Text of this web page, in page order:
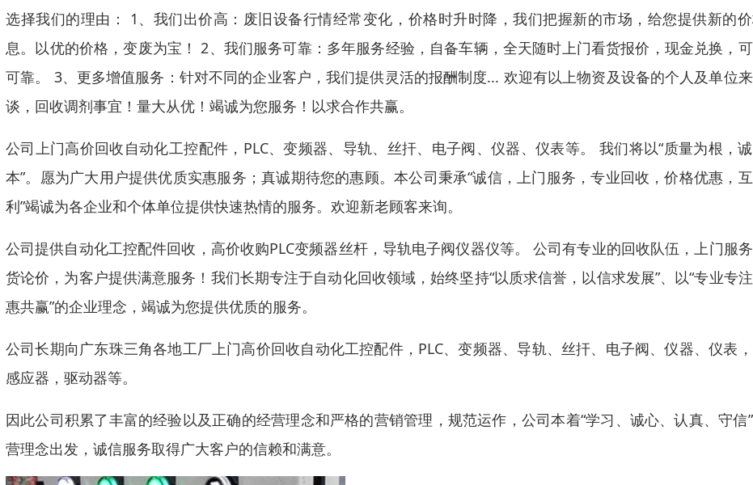
选择我们的理由： 1、我们出价高：废旧设备行情经常变化，价格时升时降，我们把握新的市场，给您提供新的
息。以优的价格，变废为宝！ 2、我们服务可靠：多年服务经验，自备车辆，全天随时上门看货报价，现金兑换，
可靠。 3、更多增值服务：针对不同的企业客户，我们提供灵活的报酬制度... 欢迎有以上物资及设备的个人及单位
谈，回收调剂事宜！量大从优！竭诚为您服务！以求合作共赢。
公司上门高价回收自动化工控配件，PLC、变频器、导轨、丝扞、电子阀、仪器、仪表等。 我们将以“质量为根，
本”。愿为广大用户提供优质实惠服务；真诚期待您的惠顾。本公司秉承“诚信，上门服务，专业回收，价格优惠，
利”竭诚为各企业和个体单位提供快速热情的服务。欢迎新老顾客来询。
公司提供自动化工控配件回收，高价收购PLC变频器丝杆，导轨电子阀仪器仪等。 公司有专业的回收队伍，上门服
货论价，为客户提供满意服务！我们长期专注于自动化回收领域，始终坚持“以质求信誉，以信求发展”、以“专业专
惠共赢”的企业理念，竭诚为您提供优质的服务。
公司长期向广东珠三角各地工厂上门高价回收自动化工控配件，PLC、变频器、导轨、丝扞、电子阀、仪器、仪表
感应器，驱动器等。
因此公司积累了丰富的经验以及正确的经营理念和严格的营销管理，规范运作，公司本着“学习、诚心、认真、守信
营理念出发，诚信服务取得广大客户的信赖和满意。